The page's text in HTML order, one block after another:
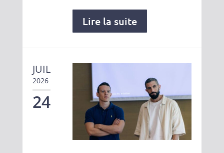
Lire la suite
JUIL
2026
24